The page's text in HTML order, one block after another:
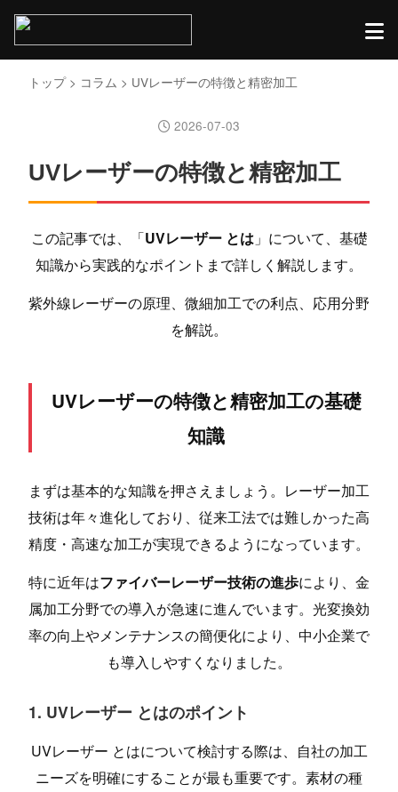
トップ> コラム > UVレーザーの特徴と精密加工
2026-07-03
UVレーザーの特徴と精密加工
この記事では、「UVレーザー とは」について、基礎
知識から実践的なポイントまで詳しく解説します。
紫外線レーザーの原理、微細加工での利点、応用分野
を解説。
UVレーザーの特徴と精密加工の基礎
知識
まずは基本的な知識を押さえましょう。レーザー加工
技術は年々進化しており、従来工法では難しかった高
精度・高速な加工が実現できるようになっています。
特に近年はファイバーレーザー技術の進歩により、金
属加工分野での導入が急速に進んでいます。光変換効
率の向上やメンテナンスの簡便化により、中小企業で
も導入しやすくなりました。
1. UVレーザー とはのポイント
UVレーザー とはについて検討する際は、自社の加工
ニーズを明確にすることが最も重要です。素材の種